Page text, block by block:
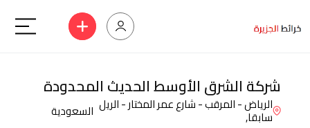
شركة الشرق الأوسط الحديث المحدودة
الرياض - المرقب - شارع عمر المختار - الريل
سابقا, السعودية